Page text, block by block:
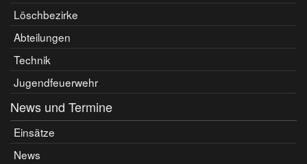
Löschbezirke
Abteilungen
Technik
Jugendfeuerwehr
News und Termine
Einsätze
News